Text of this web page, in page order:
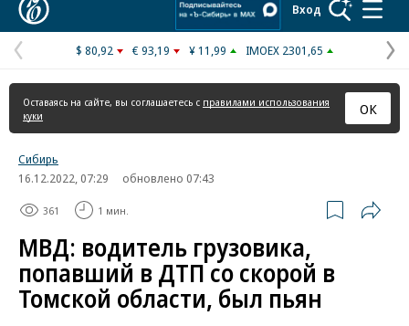
Вход
Предыдущая
страница
$ 80,92 € 93,19 ¥ 11,99 IMOEX 2301,65
Оставаясь на сайте, вы соглашаетесь с правилами использования
куки
ОК
Сибирь
16.12.2022, 07:29
обновлено 07:43
361 1 мин.
МВД: водитель грузовика,
попавший в ДТП со скорой в
Томской области, был пьян